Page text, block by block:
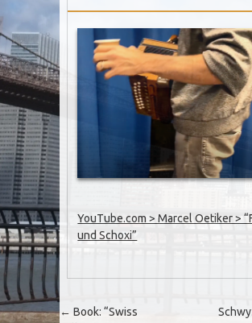
YouTube.com > Marcel Oetiker >
und Schoxi”
Post navigation
← Book: “Swiss